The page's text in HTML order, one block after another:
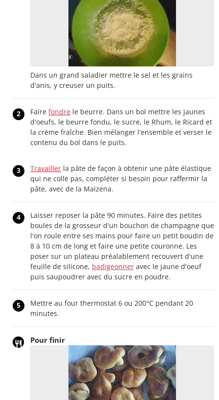
Dans un grand saladier mettre le sel et les grains
d'anis, y creuser un puits.
2 Faire fondre le beurre. Dans un bol mettre les jaunes
d'oeufs, le beurre fondu, le sucre, le Rhum, le Ricard et
la crème fraîche. Bien mélanger l'ensemble et verser le
contenu du bol dans le puits.
3 Travailler la pâte de façon à obtenir une pâte élastique
qui ne colle pas, compléter si besoin pour raffermir la
pâte, avec de la Maïzena.
4
Laisser reposer la pâte 90 minutes. Faire des petites
boules de la grosseur d'un bouchon de champagne que
l'on roule entre ses mains pour faire un petit boudin de
8 à 10 cm de long et faire une petite couronne. Les
poser sur un plateau préalablement recouvert d'une
feuille de silicone, badigeonner avec le jaune d'oeuf
puis saupoudrer avec du sucre en poudre.
5
Mettre au four thermostat 6 ou 200°C pendant 20
minutes.
Pour finir